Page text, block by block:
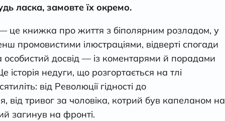
ласка, замовте їх окремо.
це книжка про життя з біполярним розладом, у
промовистими ілюстраціями, відверті спогади
досвід — із коментарями й порадами
історія недуги, що розгортається на тлі
від Революції гідності до
від тривог за чоловіка, котрий був капеланом на
загинув на фронті.